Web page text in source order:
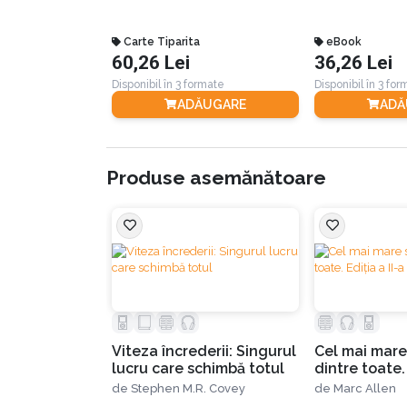
Scopul scrierii acestui volum, după cum
„Vreau să vezi insectele așa cum le
întotdeauna minunate și demne de
comportamentele lor, care fac ca
Cartea este împărțită în 5 părți, după cum
Partea I: Rolul insectelor
„Dacă întreaga omenire ar dispărea,
insectele ar dispărea, mediul
În această secțiune extrem de interesantă
adevărată minune din lumea insectelor –
Carte Tiparita
60,26 Lei
Disponibil în 3 formate
ADĂUGARE
eBook
36,26 Lei
Disponibil în 3
Produse asemănătoare
Viteza încrederii: Singurul
lucru care schimbă totul
de Stephen M.R. Covey
Cel mai
dintre toate.
de Marc Allen